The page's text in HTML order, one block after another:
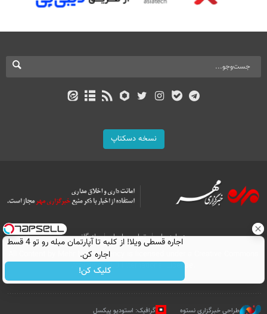
نسخه دسکتاپ
درباره ما تماس با ما
بازرگانی
All Content by Mehr News Agency is licensed under a Creative Commons
Attribution 4.0 International License.
طراحی خبرگزاری نستوه گرافیک: استودیو پیکسل
اجاره‌ قسطی ویلا! از کلبه تا آپارتمان مبله رو تو 4 قسط
اجاره کن.
کلیک کن!